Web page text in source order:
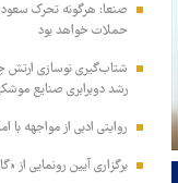
صنعا: هرگونه تحرک
حملات خواهد بود
شتاب‌گیری نوسازی ارتش
رشد دوبرابری صنایع
روایتی ادبی از مواجهه
برگزاری آیین رونمایی از